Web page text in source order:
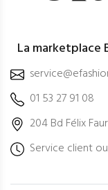
La marketplace
01 53 27 91 08
204 Bd Félix
Service client